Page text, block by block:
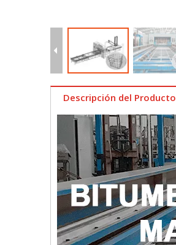
Descripción del Producto